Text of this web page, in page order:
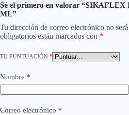
Sé el primero en valorar
ML”
Tu dirección de correo electrónico no
obligatorios están marcados con *
TU PUNTUACIÓN *
Nombre *
Correo electrónico *